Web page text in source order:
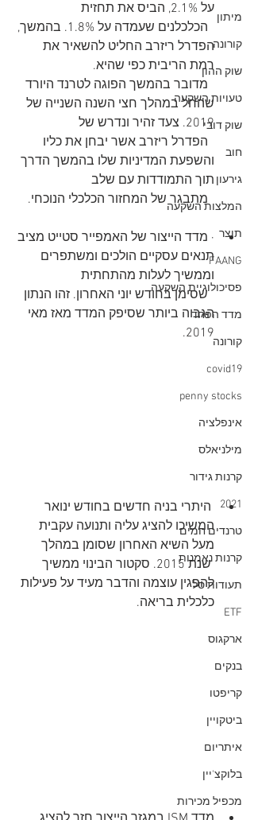
מיתון
קורונה
שוק ההון
טעויות השקעה
שוק דובי
חוב
גירעון
המלצות השקעה
תוצר
FAANG
פסיכולוגיית השקעה
מדד הפחד
קורונה
covid19
penny stocks
אינפלציה
מילניאלס
קרנות גידור
2021
טרנדים חמים
קרנות נאמנות
תעודות סל
ETF
ארקגוס
בנקים
קריפטו
ביטקויין
איתריום
בלוקצ'יין
מכפיל מכירות
על 2.1%, הביס את תחזית
  הכלכלנים שעמדה על 1.8%. בהמשך,
הפדרל ריזרב החליט להשאיר את
רמת הריבית כפי שהיא.
  מדובר בהמשך הפוגה לטרנד היורד
שהחל במהלך חצי השנה השנייה של
2019. צעד זהיר ונדרש של
  הפדרל ריזרב אשר יבחן את כליו
והשפעת המדיניות שלו בהמשך הדרך
תוך התמודדות עם שלב
  מתבגר של המחזור הכלכלי הנוכחי.
· מדד הייצור של האמפייר סטייט מציב
תנאים עסקיים הולכים ומשתפרים
וממשיך לעלות מהתחתית
  שסימן בחודש יוני האחרון. זהו הנתון
הגבוה ביותר שסיפק המדד מאז מאי
2019.
היתרי בניה חדשים בחודש ינואר
המשיכו להציג עליה ותנועה עקבית
מעל השיא האחרון שסומן במהלך
שנת 2015. סקטור הבינוי ממשיך
להפגין עוצמה והדבר מעיד על פעילות
כלכלית בריאה.